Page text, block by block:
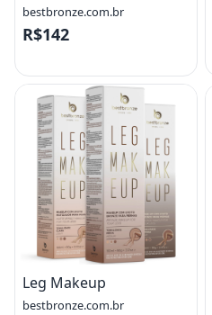
bestbronze.com.br
R$142
Leg Makeup
bestbronze.com.br